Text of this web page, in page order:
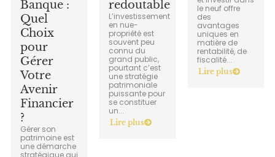
Banque :
Quel
Choix
pour
Gérer
Votre
Avenir
Financier
?
Gérer son
patrimoine est
une démarche
redoutable
L’investissement
en nue-
propriété est
souvent peu
connu du
grand public,
pourtant c’est
une stratégie
patrimoniale
puissante pour
se constituer
un...
Lire plus
le neuf offre
des
avantages
uniques en
matière de
rentabilité, de
fiscalité...
Lire plus